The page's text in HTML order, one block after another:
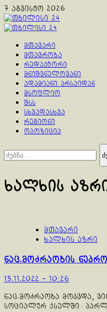
Skip
to
content
7 აგვისტო 2026
Primary
მთავარი
მთავრობა
რედაქტორი
მნიშვნელოვანი
ადამიანი არსაიდან
მსოფლიო
შსს
სხვადასხვა
რეგიონი
ოპოზიცია
ძებნა:
ხალხის
მთავარი
ხალხის აზრი
ნაც.მოძრაობის
15.11.2022 - 10:26
ნაც.მოძრაობა მოკვდა,
სოციალურ ქსელში